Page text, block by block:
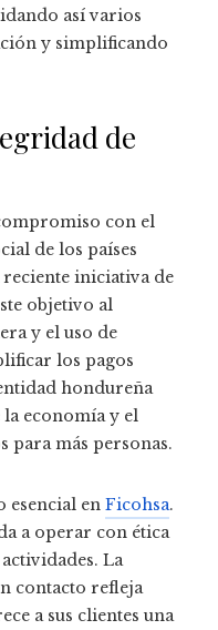
así varios
y simplificando
de
con el
de los países
iniciativa de
objetivo al
y el uso de
los pagos
hondureña
economía y el
para más personas.
esencial en Ficohsa.
a operar con ética
La
contacto refleja
a sus clientes una